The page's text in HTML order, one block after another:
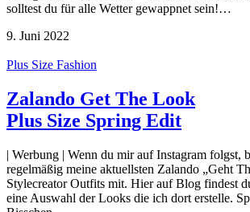
solltest du für alle Wetter gewappnet sein!…
9. Juni 2022
Plus Size Fashion
Zalando Get The Look
Plus Size Spring Edit
| Werbung | Wenn du mir auf Instagram folgst,
regelmäßig meine aktuellsten Zalando „Geht
Stylecreator Outfits mit. Hier auf Blog findest
eine Auswahl der Looks die ich dort erstelle.